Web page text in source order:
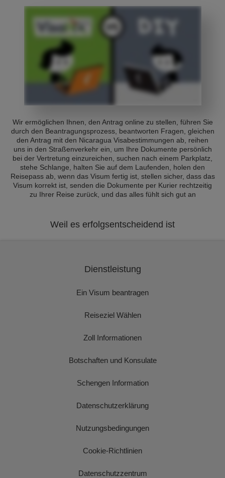
Wir ermöglichen Ihnen, den Antrag online zu stellen, führen Sie
durch den Beantragungsprozess, beantworten Fragen, gleichen
den Antrag mit den Nicaragua Visabestimmungen ab, reihen
uns in den Straßenverkehr ein, um Ihre Dokumente persönlich
bei der Vertretung einzureichen, suchen nach einem Parkplatz,
stehe Schlange, halten Sie auf dem Laufenden, holen den
Reisepass ab, wenn das Visum fertig ist, stellen sicher, dass das
Visum korrekt ist, senden die Dokumente per Kurier rechtzeitig
zu Ihrer Reise zurück, und das alles fühlt sich gut an
Weil es erfolgsentscheidend ist
Dienstleistung
Ein Visum beantragen
Reiseziel Wählen
Zoll Informationen
Botschaften und Konsulate
Schengen Information
Datenschutzerklärung
Nutzungsbedingungen
Cookie-Richtlinien
Datenschutzzentrum